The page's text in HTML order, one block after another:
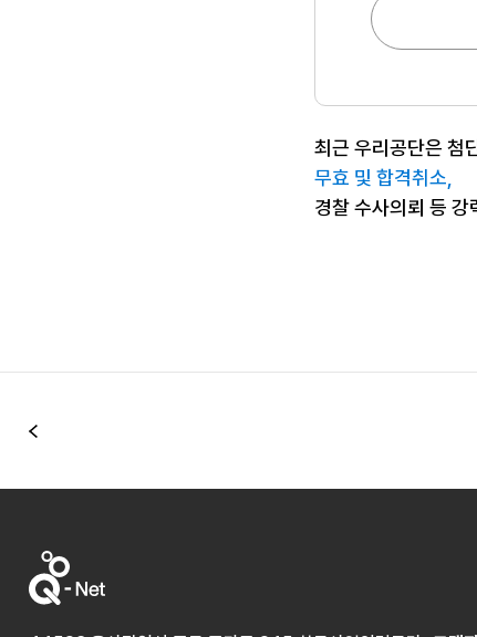
최근 우리공단은 첨
무효 및 합격취소,
경찰 수사의뢰 등